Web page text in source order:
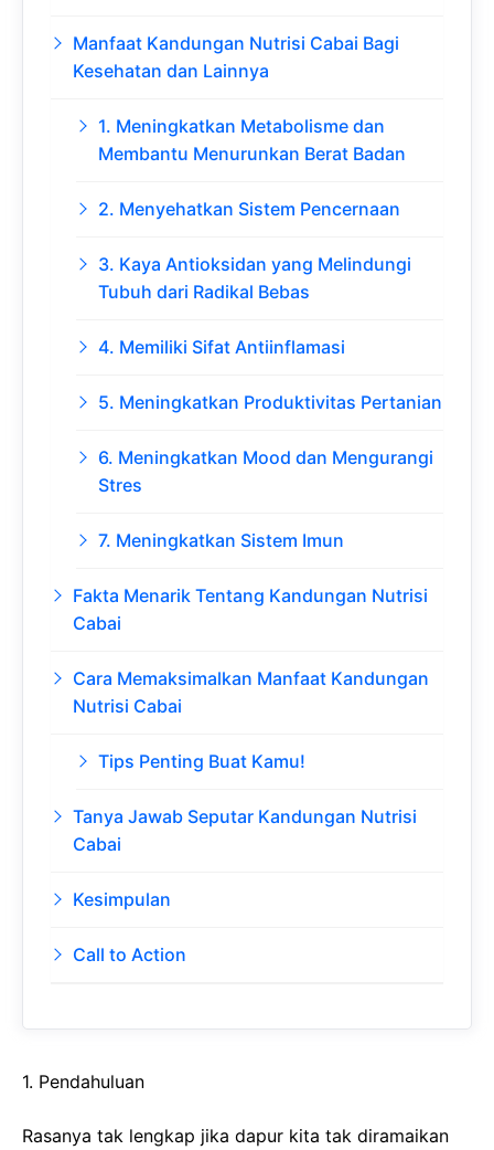
Manfaat Kandungan Nutrisi Cabai Bagi
Kesehatan dan Lainnya
1. Meningkatkan Metabolisme dan
Membantu Menurunkan Berat Badan
2. Menyehatkan Sistem Pencernaan
3. Kaya Antioksidan yang Melindungi
Tubuh dari Radikal Bebas
4. Memiliki Sifat Antiinflamasi
5. Meningkatkan Produktivitas Pertanian
6. Meningkatkan Mood dan Mengurangi
Stres
7. Meningkatkan Sistem Imun
Fakta Menarik Tentang Kandungan Nutrisi
Cabai
Cara Memaksimalkan Manfaat Kandungan
Nutrisi Cabai
Tips Penting Buat Kamu!
Tanya Jawab Seputar Kandungan Nutrisi
Cabai
Kesimpulan
Call to Action
1. Pendahuluan
Rasanya tak lengkap jika dapur kita tak diramaikan